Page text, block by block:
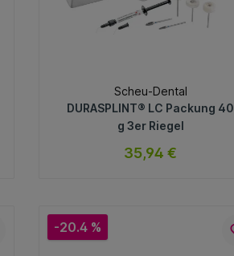
Scheu-Dental
DURASPLINT® LC Packung 40
g 3er Riegel
35,94 €
-20.4 %